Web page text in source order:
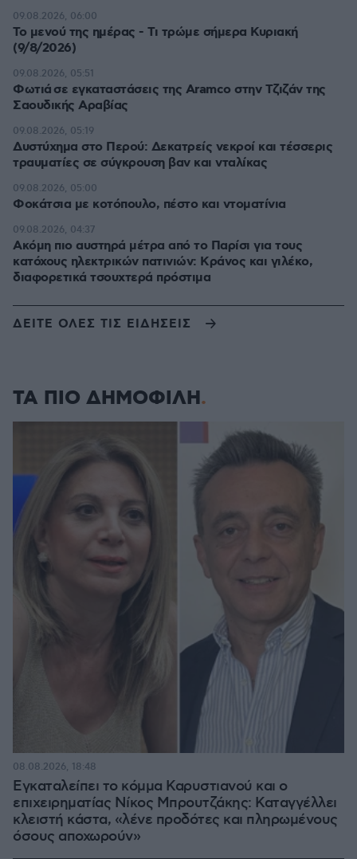
Το μενού της ημέρας - Τι τρώμε σήμερα Κυριακή
(9/8/2026)
09.08.2026, 06:00
Φωτιά σε εγκαταστάσεις της Aramco στην Τζιζάν της
Σαουδικής Αραβίας
09.08.2026, 05:51
Δυστύχημα στο Περού: Δεκατρείς νεκροί και τέσσερις
τραυματίες σε σύγκρουση βαν και νταλίκας
09.08.2026, 05:19
Φοκάτσια με κοτόπουλο, πέστο και ντοματίνια
09.08.2026, 05:00
Ακόμη πιο αυστηρά μέτρα από το Παρίσι για τους
κατόχους ηλεκτρικών πατινιών: Κράνος και γιλέκο,
διαφορετικά τσουχτερά πρόστιμα
09.08.2026, 04:37
ΔΕΙΤΕ ΟΛΕΣ ΤΙΣ ΕΙΔΗΣΕΙΣ
ΤΑ ΠΙΟ ΔΗΜΟΦΙΛΗ
Εγκαταλείπει το κόμμα Καρυστιανού και ο
επιχειρηματίας Νίκος Μπρουτζάκης: Καταγγέλλει
κλειστή κάστα, «λένε προδότες και πληρωμένους
όσους αποχωρούν»
08.08.2026, 18:48